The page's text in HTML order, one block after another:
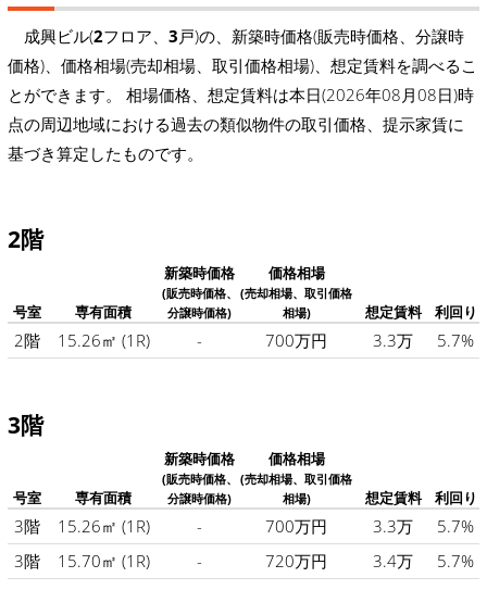
成興ビル(2フロア、 3戸)の、新築時価格(販売時価格、分譲時
価格)、価格相場(売却相場、取引価格相場)、想定賃料を調べるこ
とができます。 相場価格、想定賃料は本日(2026年08月08日)時
点の周辺地域における過去の類似物件の取引価格、提示家賃に
基づき算定したものです。
2階
号室 専有面積
新築時価格
(販売時価格、
分譲時価格)
価格相場
(売却相場、取引価格
相場)
想定賃料 利回り
2階 15.26㎡ (1R) - 700万円 3.3万 5.7%
3階
号室 専有面積
新築時価格
(販売時価格、
分譲時価格)
価格相場
(売却相場、取引価格
相場)
想定賃料 利回り
3階 15.26㎡ (1R) - 700万円 3.3万
5.7%
3階
15.70㎡ (1R) - 720万円 3.4万 5.7%